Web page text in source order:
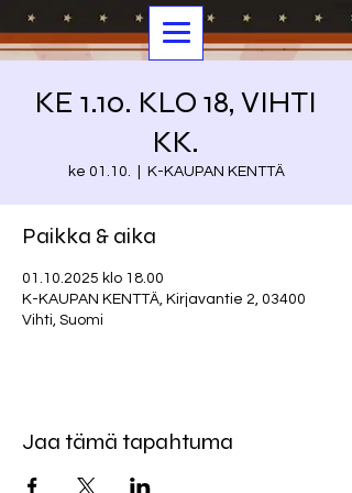
KE 1.10. KLO 18, VIHTI
KK.
ke 01.10. K-KAUPAN KENTTÄ
Paikka & aika
01.10.2025 klo 18.00
K-KAUPAN KENTTÄ, Kirjavantie 2, 03400
Vihti, Suomi
Jaa tämä tapahtuma